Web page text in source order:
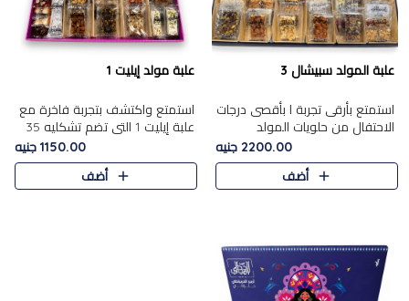
علبة المولد سبيشال 3
استمتع بأرقى تجربة ا بأقصى درجات
الاحتفال من حلويات المولد
المصريه الأصيلة مع هذه الفخامة
مع علبة سبيشال 3 التي تضم 56
قطعة من تشكيلة استثن..
2200.00 جنيه
أضف
علبة مولد إيليت 1
استمتع واكتشف بتجربة فاخرة مع
علبة إيليت 1 التي تضم تشكليه 35
قطعة من أرقى حلويات المولد
المصري الأصيلة ,معروضة بشكل
جميل في علبة أنيقة ، في..
1150.00 جنيه
أضف